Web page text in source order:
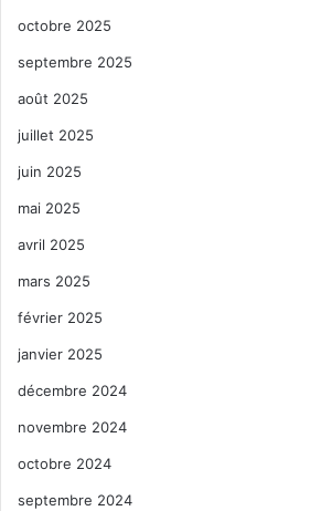
octobre 2025
septembre 2025
août 2025
juillet 2025
juin 2025
mai 2025
avril 2025
mars 2025
février 2025
janvier 2025
décembre 2024
novembre 2024
octobre 2024
septembre 2024